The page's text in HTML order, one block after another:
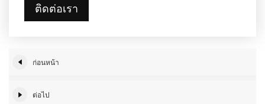
ติดต่อเรา
ก่อนหน้า
ต่อไป